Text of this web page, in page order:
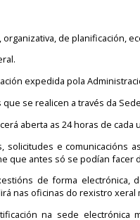
de planificación,
expedida pola
se realicen a través da
aberta as 24 horas de cada
solicitudes e comunicacións
que antes só se podían facer
de forma
nas oficinas do rexistro
na sede